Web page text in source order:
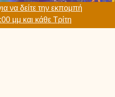
να δείτε την εκπομπή
μμ και κάθε Τρίτη